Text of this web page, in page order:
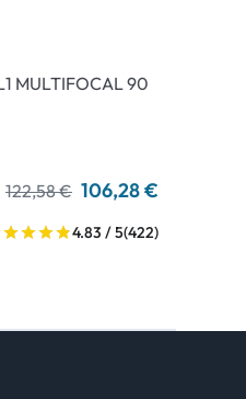
MULTIFOCAL 90
122,58 € 106,28 €
4.83 / 5(422)